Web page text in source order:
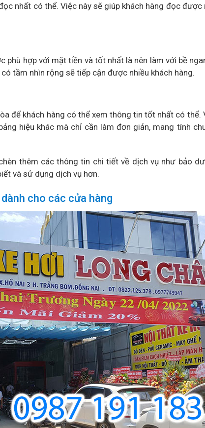
nhất có thể. Việc này sẽ giúp khách hàng đọc
phù hợp với mặt tiền và tốt nhất là nên làm với bề
tầm nhìn rộng sẽ tiếp cận được nhiều khách hàng.
để khách hàng có thể xem thông tin tốt nhất có thể.
hiệu khác mà chỉ cần làm đơn giản, mang tính
thêm các thông tin chi tiết về dịch vụ như bảo
và sử dụng dịch vụ hơn.
cho các cửa hàng